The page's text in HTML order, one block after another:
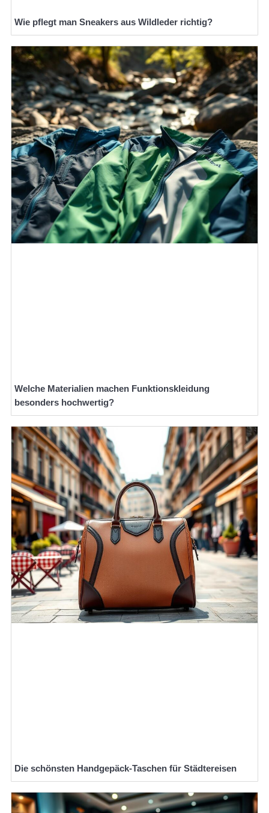
Wie pflegt man Sneakers aus Wildleder richtig?
Welche Materialien machen Funktionskleidung
besonders hochwertig?
Die schönsten Handgepäck-Taschen für Städtereisen